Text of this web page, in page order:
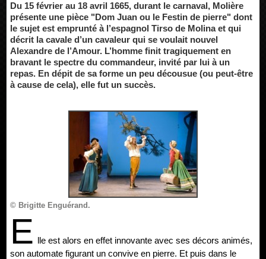
Du 15 février au 18 avril 1665, durant le carnaval, Molière
présente une pièce "Dom Juan ou le Festin de pierre" dont
le sujet est emprunté à l’espagnol Tirso de Molina et qui
décrit la cavale d’un cavaleur qui se voulait nouvel
Alexandre de l’Amour. L’homme finit tragiquement en
bravant le spectre du commandeur, invité par lui à un
repas. En dépit de sa forme un peu décousue (ou peut-être
à cause de cela), elle fut un succès.
© Brigitte Enguérand.
E lle est alors en effet innovante avec ses décors animés,
son automate figurant un convive en pierre. Et puis dans le